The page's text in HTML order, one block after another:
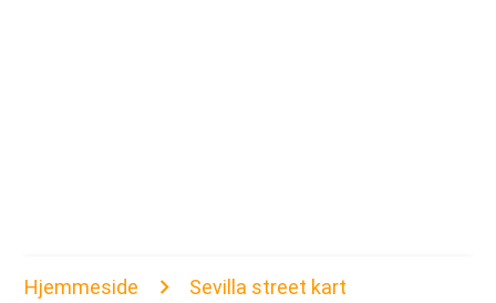
Hjemmeside Sevilla street kart